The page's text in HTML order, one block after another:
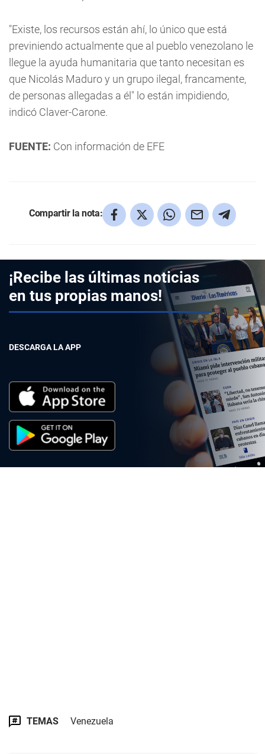
"Existe, los recursos están ahí, lo único que está
previniendo actualmente que al pueblo venezolano le
llegue la ayuda humanitaria que tanto necesitan es
que Nicolás Maduro y un grupo ilegal, francamente,
de personas allegadas a él" lo están impidiendo,
indicó Claver-Carone.
FUENTE: Con información de EFE
Compartir la nota:
¡Recibe las últimas noticias
en tus propias manos!
DESCARGA LA APP
TEMAS Venezuela